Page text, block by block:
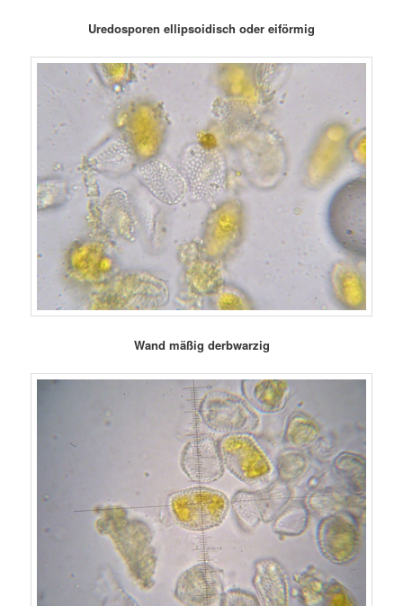
Uredosporen ellipsoidisch oder eiförmig
Wand mäßig derbwarzig